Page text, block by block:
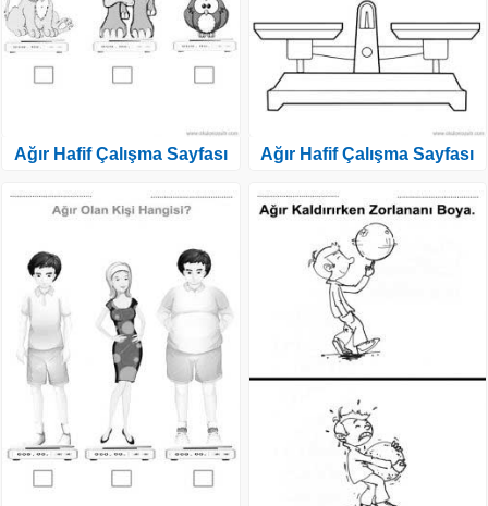
Ağır Hafif Çalışma Sayfası Ağır Hafif Çalışma Sayfası